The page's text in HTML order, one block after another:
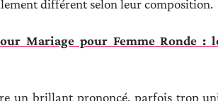
différent selon leur composition.
Mariage pour Femme Ronde
un brillant prononcé, parfois trop